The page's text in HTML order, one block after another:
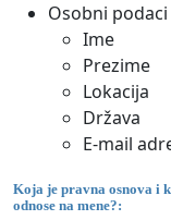
Osobni
Ime
Prezime
Lokacija
Država
E-mail
Koja je pravna osnova i
odnose na mene?: